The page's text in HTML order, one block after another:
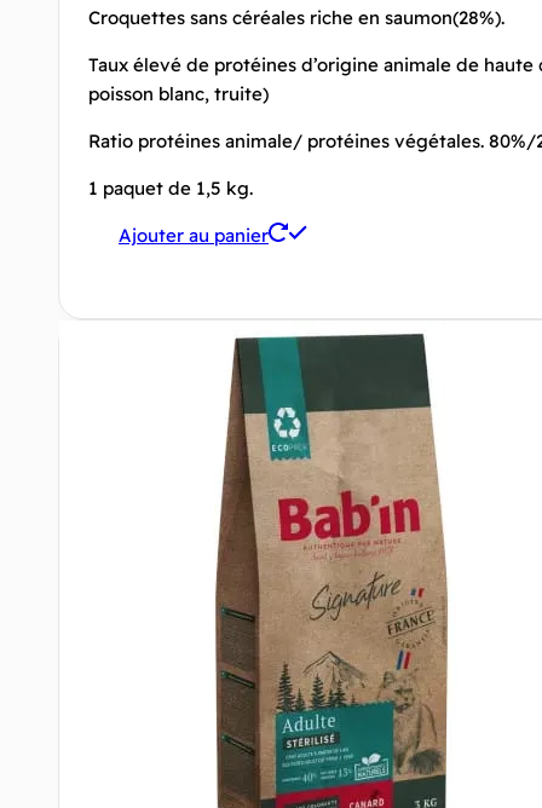
Croquettes sans céréales riche en saumon(28%).
Taux élevé de protéines d’origine animale de haute
poisson blanc, truite)
Ratio protéines animale/ protéines végétales. 80%/
1 paquet de 1,5 kg.
Ajouter au panier